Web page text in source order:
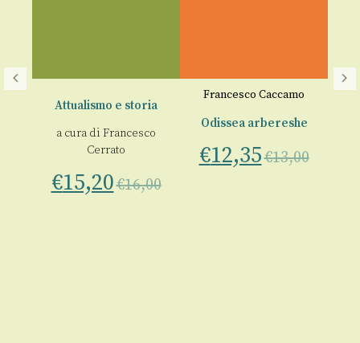
Attualismo e storia
a cura di Francesco
Cerrato
€15,20€16,00
Francesco Caccamo
Odissea arbereshe
€12,35€13,00